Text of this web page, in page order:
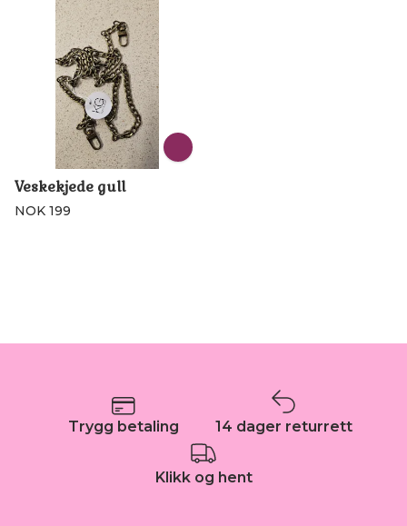
Veskekjede gull
NOK 199
Trygg betaling 14 dager returrett
Klikk og hent